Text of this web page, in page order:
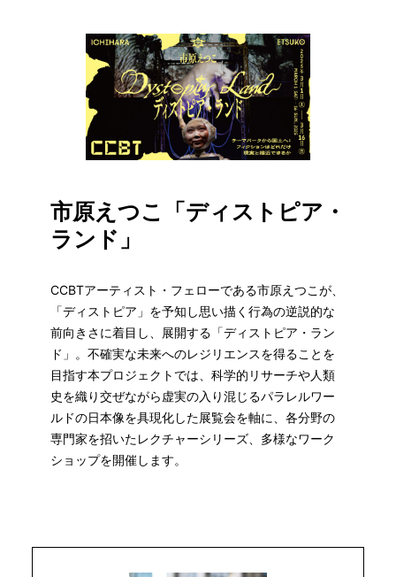
市原えつこ「ディストピア・
ランド」
CCBTアーティスト・フェローである市原えつこが、
「ディストピア」を予知し思い描く行為の逆説的な
前向きさに着目し、展開する「ディストピア・ラン
ド」。不確実な未来へのレジリエンスを得ることを
目指す本プロジェクトでは、科学的リサーチや人類
史を織り交ぜながら虚実の入り混じるパラレルワー
ルドの日本像を具現化した展覧会を軸に、各分野の
専門家を招いたレクチャーシリーズ、多様なワーク
ショップを開催します。